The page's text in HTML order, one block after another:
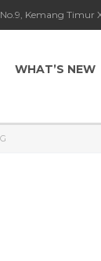
No.9, Kemang
WHAT’S NEW